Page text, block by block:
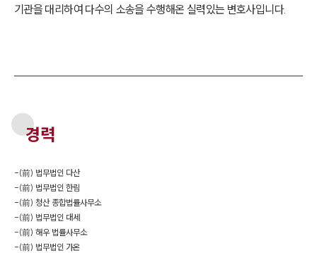
기관을 대리하여 다수의 소송을 수행해온 실력있는 변호사입니다.
경력
-(前) 법무법인 다산
-(前) 법무법인 한림
-(前) 청산 종합법률사무소
-(前) 법무법인 대세
-(前) 해우 법률사무소
-(前) 법무법인 가온